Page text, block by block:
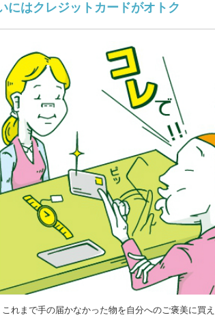
にはクレジットカードがオトク
これまで手の届かなかった物を自分へのご褒美に買